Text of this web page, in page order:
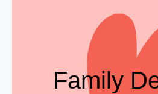
Family